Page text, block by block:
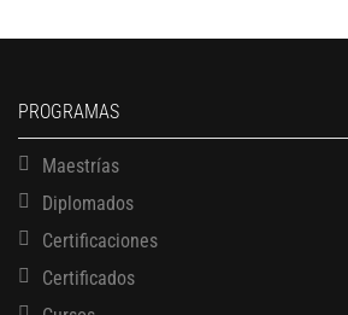
PROGRAMAS
Maestrías
Diplomados
Certificaciones
Certificados